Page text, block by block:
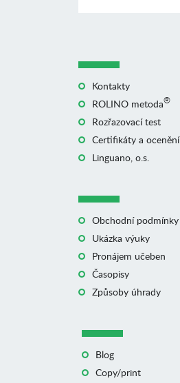
Kontakty
ROLINO metoda®
Rozřazovací test
Certifikáty a ocenění
Linguano, o.s.
Obchodní podmínky
Ukázka výuky
Pronájem učeben
Časopisy
Způsoby úhrady
Blog
Copy/print